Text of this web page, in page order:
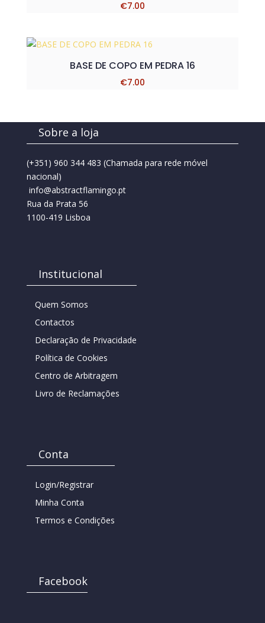
€7.00
BASE DE COPO EM PEDRA 16
€7.00
Sobre a loja
(+351) 960 344 483 (Chamada para rede móvel
nacional)
info@abstractflamingo.pt
Rua da Prata 56
1100-419 Lisboa
Institucional
Quem Somos
Contactos
Declaração de Privacidade
Política de Cookies
Centro de Arbitragem
Livro de Reclamações
Conta
Login/Registrar
Minha Conta
Termos e Condições
Facebook